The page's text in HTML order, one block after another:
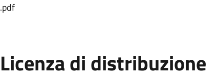
.pdf
Licenza di distribuzione